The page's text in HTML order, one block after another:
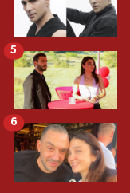
5
6